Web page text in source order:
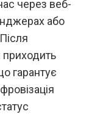
через веб-
або
гарантує